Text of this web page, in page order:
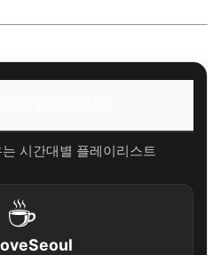
지 걱정돼요.
이 필요한가요?
시간대별 플레이리스트
☕